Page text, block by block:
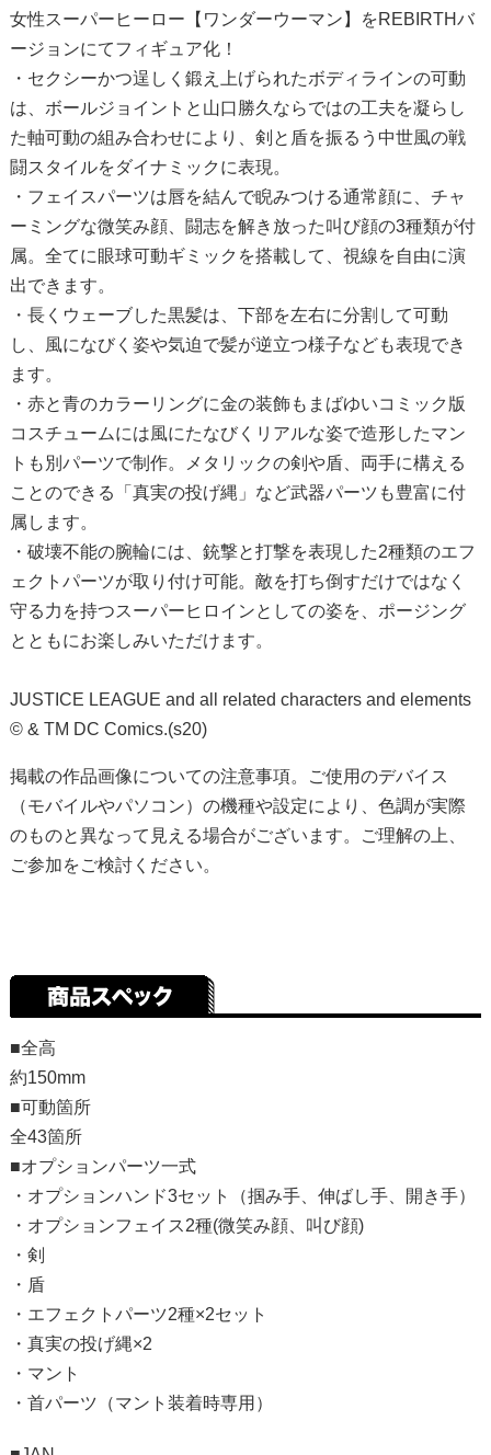
女性スーパーヒーロー【ワンダーウーマン】をREBIRTHバ
ージョンにてフィギュア化！
・セクシーかつ逞しく鍛え上げられたボディラインの可動
は、ボールジョイントと山口勝久ならではの工夫を凝らし
た軸可動の組み合わせにより、剣と盾を振るう中世風の戦
闘スタイルをダイナミックに表現。
・フェイスパーツは唇を結んで睨みつける通常顔に、チャ
ーミングな微笑み顔、闘志を解き放った叫び顔の3種類が付
属。全てに眼球可動ギミックを搭載して、視線を自由に演
出できます。
・長くウェーブした黒髪は、下部を左右に分割して可動
し、風になびく姿や気迫で髪が逆立つ様子なども表現でき
ます。
・赤と青のカラーリングに金の装飾もまばゆいコミック版
コスチュームには風にたなびくリアルな姿で造形したマン
トも別パーツで制作。メタリックの剣や盾、両手に構える
ことのできる「真実の投げ縄」など武器パーツも豊富に付
属します。
・破壊不能の腕輪には、銃撃と打撃を表現した2種類のエフ
ェクトパーツが取り付け可能。敵を打ち倒すだけではなく
守る力を持つスーパーヒロインとしての姿を、ポージング
とともにお楽しみいただけます。
JUSTICE LEAGUE and all related characters and elements
© & TM DC Comics.(s20)
掲載の作品画像についての注意事項。ご使用のデバイス
（モバイルやパソコン）の機種や設定により、色調が実際
のものと異なって見える場合がございます。ご理解の上、
ご参加をご検討ください。
■全高
約150mm
■可動箇所
全43箇所
■オプションパーツ一式
・オプションハンド3セット（掴み手、伸ばし手、開き手）
・オプションフェイス2種(微笑み顔、叫び顔)
・剣
・盾
・エフェクトパーツ2種×2セット
・真実の投げ縄×2
・マント
・首パーツ（マント装着時専用）